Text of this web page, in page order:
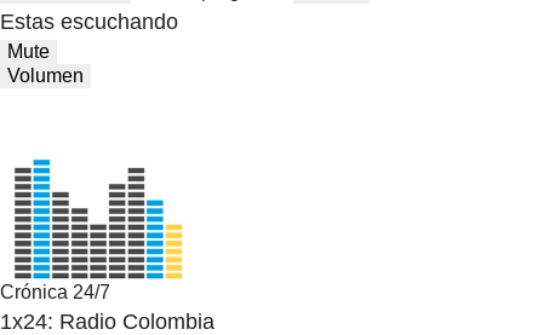
Estas escuchando
Mute
Volumen
Crónica 24/7
1x24: Radio Colombia